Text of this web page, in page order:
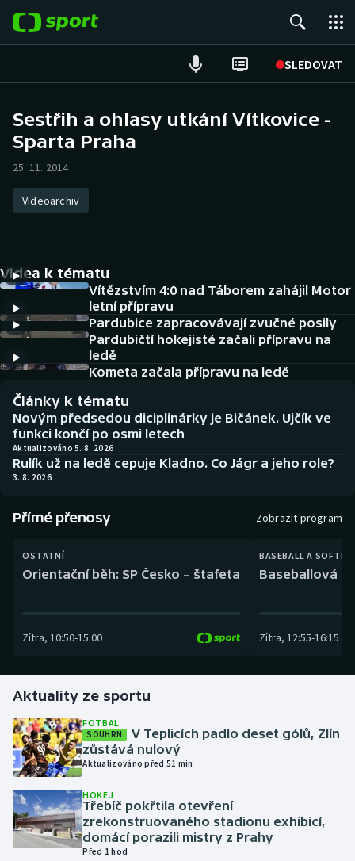
SLEDOVAT
Hokej
Atletika
DALŠÍ SPORTY
Americký fotbal
Baseball a softbal
Basketbal
Biatlon
Boby a skeleton
Box
Curling
Florbal
Futsal
Gymnastika
Jezdectví
NEPŘEHLÉDNĚTE
Soutěže
Historické návraty
Aplikace ČT sport
AZ kvíz
Sestřih a ohlasy utkání Vítkovice -
Sparta Praha
25. 11. 2014
Videoarchiv
Videa k tématu
Vítězstvím 4:0 nad Táborem zahájil Motor
letní přípravu
Pardubice zapracovávají zvučné posily
Pardubičtí hokejisté začali přípravu na
ledě
Kometa začala přípravu na ledě
Články k tématu
Novým předsedou diciplinárky je Bičánek. Ujčík ve
funkci končí po osmi letech
Aktualizováno 5. 8. 2026
Rulík už na ledě cepuje Kladno. Co Jágr a jeho role?
3. 8. 2026
Přímé přenosy Zobrazit program
OSTATNÍ
Orientační běh: SP Česko – štafeta
Zítra, 10:50-15:00
BASEBALL A
Baseballová
Zítra, 12:55-16:15
Aktuality ze sportu
FOTBAL
SOUHRN
V Teplicích padlo deset gólů, Zlín
zůstává nulový
Aktualizováno před 51 min
HOKEJ
Třebíč pokřtila otevření
zrekonstruovaného stadionu exhibicí,
domácí porazili mistry z Prahy
Před 1 hod